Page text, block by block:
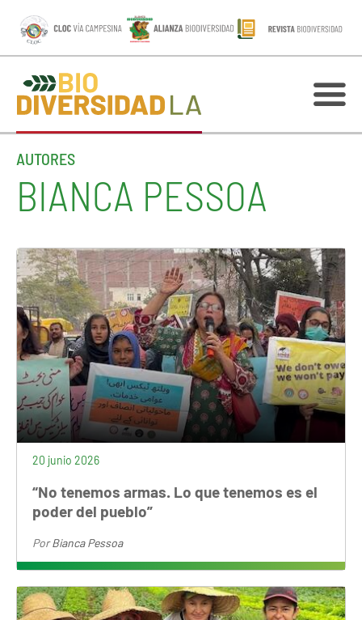
AUTORES
BIANCA PESSOA
20 junio 2026
“No tenemos armas. Lo que tenemos es el
poder del pueblo”
PorBianca Pessoa